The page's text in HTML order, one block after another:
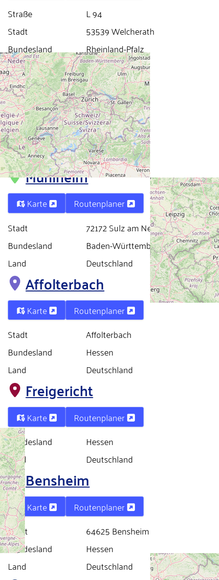
Straße
L 94
Stadt
53539 Welcherath
Bundesland
Rheinland-Pfalz
Land
Deutschland
Reinheim
Karte
Routenplaner
Bundesland
Hessen
Land
Deutschland
Mühlheim
Karte
Routenplaner
Stadt
72172 Sulz am Neckar
Bundesland
Baden-Württemberg
Land
Deutschland
Affolterbach
Karte
Routenplaner
Stadt
Affolterbach
Bundesland
Hessen
Land
Deutschland
Freigericht
Karte
Routenplaner
Bundesland
Hessen
Land
Deutschland
Bensheim
Karte
Routenplaner
Stadt
64625 Bensheim
Bundesland
Hessen
Land
Deutschland